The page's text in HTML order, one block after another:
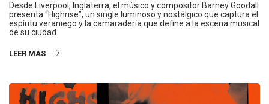
Desde Liverpool, Inglaterra, el músico y compositor Barney Goodall
presenta “Highrise”, un single luminoso y nostálgico que captura el
espíritu veraniego y la camaradería que define a la escena musical
de su ciudad.
LEER MÁS